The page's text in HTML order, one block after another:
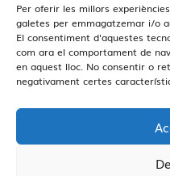
Per oferir les millors
galetes per emmagatzemar i/o
El consentiment d'aquestes
com ara el comportament de
en aquest lloc. No consentir o
negativament certes
Estamos en